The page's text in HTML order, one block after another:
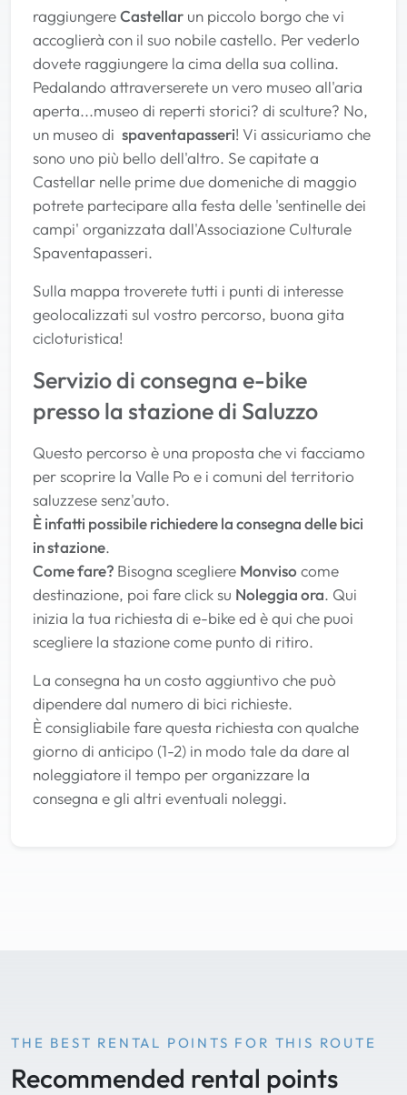
raggiungereCastellar un piccolo borgo che vi
accoglierà con il suo nobile castello. Per vederlo
dovete raggiungere la cima della sua collina.
Pedalando attraverserete un vero museo all'aria
aperta...museo di reperti storici? di sculture? No,
un museo di spaventapasseri! Vi assicuriamo che
sono uno più bello dell'altro. Se capitate a
Castellar nelle prime due domeniche di maggio
potrete partecipare alla festa delle 'sentinelle dei
campi' organizzata dall'Associazione Culturale
Spaventapasseri.
Sulla mappa troverete tutti i punti di interesse
geolocalizzati sul vostro percorso, buona gita
cicloturistica!
Servizio di consegna e-bike
presso la stazione di Saluzzo
Questo percorso è una proposta che vi facciamo
per scoprire la Valle Po e i comuni del territorio
saluzzese senz'auto.
È infatti possibile richiedere la consegna delle bici
in stazione.
Come fare? Bisogna scegliere Monviso come
destinazione, poi fare click su Noleggia ora. Qui
inizia la tua richiesta di e-bike ed è qui che puoi
scegliere la stazione come punto di ritiro.
La consegna ha un costo aggiuntivo che può
dipendere dal numero di bici richieste.
È consigliabile fare questa richiesta con qualche
giorno di anticipo (1-2) in modo tale da dare al
noleggiatore il tempo per organizzare la
consegna e gli altri eventuali noleggi.
THE BEST RENTAL POINTS FOR THIS ROUTE
Recommended rental points